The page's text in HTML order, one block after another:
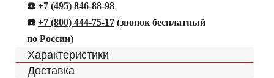
☎️ +7 (495) 846-88-98
☎️ +7 (800) 444-75-17 (звонок бесплатный
по России)
Характеристики
Доставка